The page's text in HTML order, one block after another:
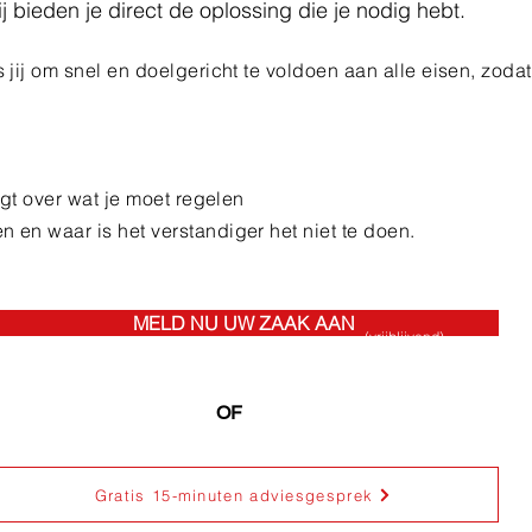
bieden je direct de oplossing die je nodig hebt.
jij om snel en doelgericht te voldoen aan alle eisen,
over wat je moet regelen
en waar is het verstandiger het niet te doen.
MELD NU UW ZAAK AAN
(vrijblijvend)
OF
Gratis 15-minuten adviesgesprek